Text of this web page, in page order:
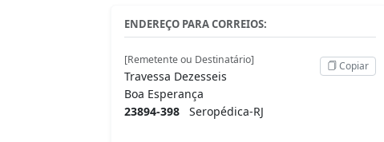
ENDEREÇO PARA CORREIOS:
[Remetente ou Destinatário]
Travessa Dezesseis
Boa Esperança
23894-398 Seropédica-RJ
Copiar